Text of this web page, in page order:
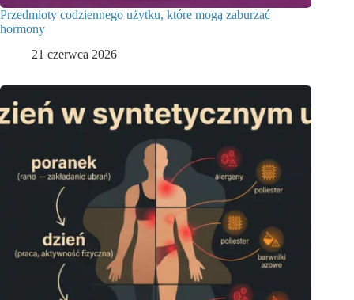
Przedmioty codziennego użytku, które mogą zaburzać
hormony
21 czerwca 2026